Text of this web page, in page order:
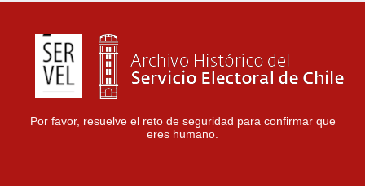
Por favor, resuelve el reto de seguridad para confirmar que
eres humano.